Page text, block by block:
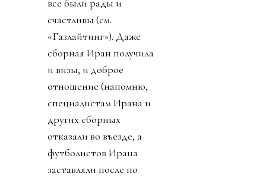
все были рады и
счастливы (см.
«Газлайтинг»). Даже
сборная Иран получила
и визы, и доброе
отношение (напомню,
специалистам Ирана и
других сборных
отказали во въезде, а
футболистов Ирана
заставляли после по